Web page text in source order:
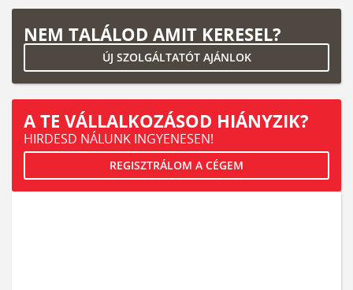
NEM TALÁLOD AMIT KERESEL?
ÚJ SZOLGÁLTATÓT AJÁNLOK
A TE VÁLLALKOZÁSOD HIÁNYZIK?
HIRDESD NÁLUNK INGYENESEN!
REGISZTRÁLOM A CÉGEM